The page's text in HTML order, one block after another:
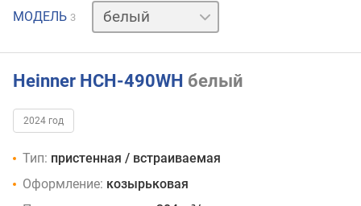
МОДЕЛЬ 3
коричневый
черный
Heinner HCH-490WH белый
2024 год
Тип: пристенная / встраиваемая
Оформление: козырьковая